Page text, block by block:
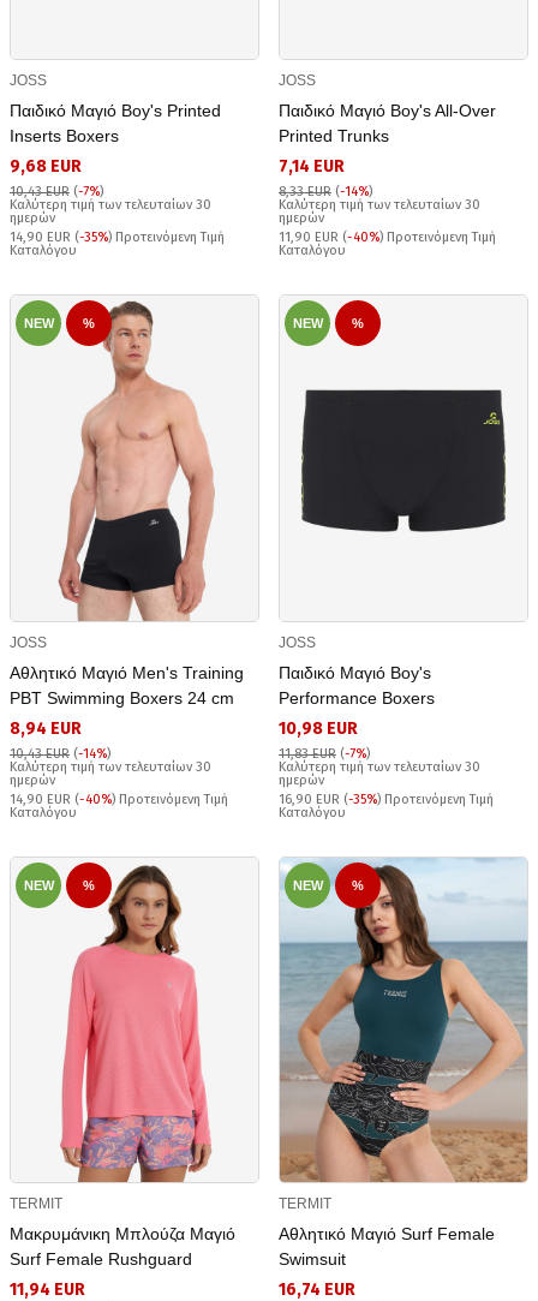
JOSS
Παιδικό Μαγιό Boy's Printed
Inserts Boxers
9,68 EUR
10,43 EUR (-7%)
Καλύτερη τιμή των τελευταίων 30
ημερών
14,90 EUR (-35%) Προτεινόμενη Τιμή
Καταλόγου
JOSS
Παιδικό Μαγιό Boy's All-Over
Printed Trunks
7,14 EUR
8,33 EUR (-14%)
Καλύτερη τιμή των τελευταίων 30
ημερών
11,90 EUR (-40%) Προτεινόμενη Τιμή
Καταλόγου
NEW %
JOSS
Αθλητικό Μαγιό Men's Training
PBT Swimming Boxers 24 cm
8,94 EUR
10,43 EUR (-14%)
Καλύτερη τιμή των τελευταίων 30
ημερών
14,90 EUR (-40%) Προτεινόμενη Τιμή
Καταλόγου
NEW %
JOSS
Παιδικό Μαγιό Boy's
Performance Boxers
10,98 EUR
11,83 EUR (-7%)
Καλύτερη τιμή των τελευταίων 30
ημερών
16,90 EUR (-35%) Προτεινόμενη Τιμή
Καταλόγου
NEW %
TERMIT
Μακρυμάνικη Μπλούζα Μαγιό
Surf Female Rushguard
11,94 EUR
NEW %
TERMIT
Αθλητικό Μαγιό Surf Female
Swimsuit
16,74 EUR